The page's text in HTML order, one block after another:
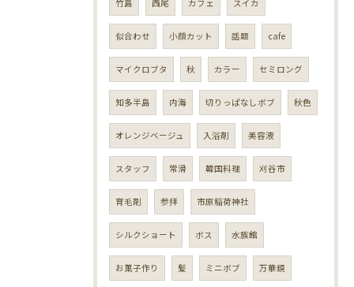
竹島 西尾 カフェ スイカ
似合わせ 小顔カット 話題 cafe
マイクロブタ 秋 カラー セミロング
知多半島 内海 切りっぱなしボブ 秋色
オレンジベージュ 入浴剤 美容液
スタッフ 常滑 韓国料理 刈谷市
育毛剤 参拝 市原稲荷神社
シルクショート ボス 水族館
お菓子作り 髪 ミニボブ 万華鏡